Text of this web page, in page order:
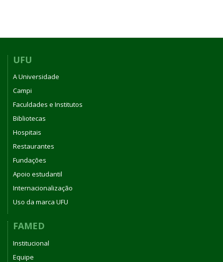
UFU
A Universidade
Campi
Faculdades e Institutos
Bibliotecas
Hospitais
Restaurantes
Fundações
Apoio estudantil
Internacionalização
Uso da marca UFU
FAMED
Institucional
Equipe